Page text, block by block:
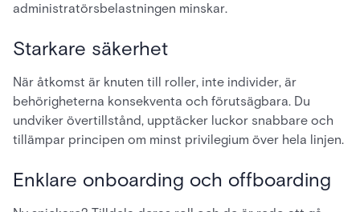
administratörsbelastningen minskar.
Starkare säkerhet
När åtkomst är knuten till roller, inte individer, är
behörigheterna konsekventa och förutsägbara. Du
undviker övertillstånd, upptäcker luckor snabbare och
tillämpar principen om minst privilegium över hela linjen.
Enklare onboarding och offboarding